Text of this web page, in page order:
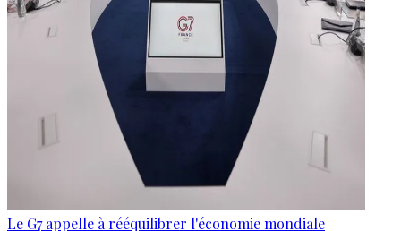
Le G7 appelle à rééquilibrer l'économie mondiale